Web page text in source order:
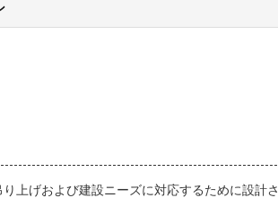
上げおよび建設ニーズに対応するために設計さ